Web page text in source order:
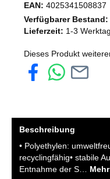
EAN: 4025341508837
Verfügbarer Bestand:
Lieferzeit: 1-3
Dieses Produkt
Beschreibung
• Polyethylen:
recyclingfähig• stabile
Entnahme der S…
Mehr